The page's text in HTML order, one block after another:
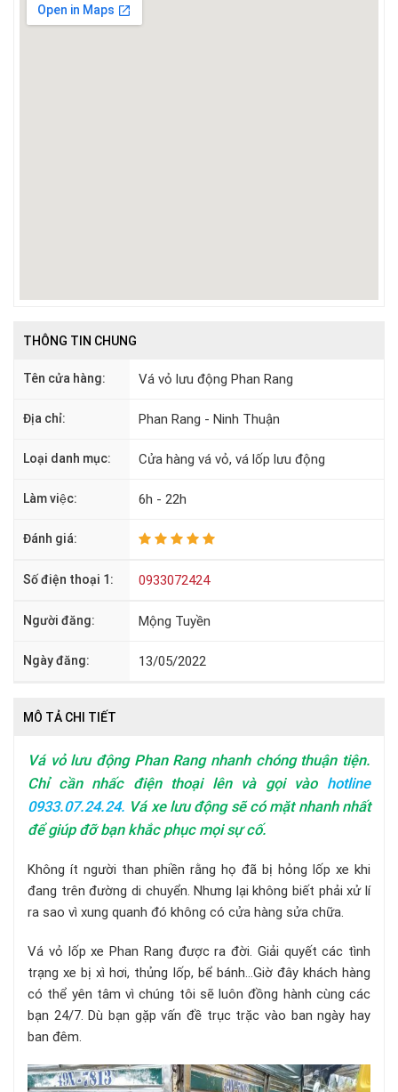
THÔNG TIN CHUNG
Tên cửa hàng: Vá vỏ lưu động Phan Rang
Địa chỉ: Phan Rang - Ninh Thuận
Loại danh mục: Cửa hàng vá vỏ, vá lốp lưu động
Làm việc: 6h - 22h
Đánh giá:
Số điện thoại 1: 0933072424
Người đăng: Mộng Tuyền
Ngày đăng: 13/05/2022
MÔ TẢ CHI TIẾT
Vá vỏ lưu động Phan Rang nhanh chóng thuận tiện.
Chỉ cần nhấc điện thoại lên và gọi vào hotline
0933.07.24.24. Vá xe lưu động sẽ có mặt nhanh nhất
để giúp đỡ bạn khắc phục mọi sự cố.
Không ít người than phiền rằng họ đã bị hỏng lốp xe khi
đang trên đường di chuyển. Nhưng lại không biết phải xử lí
ra sao vì xung quanh đó không có cửa hàng sửa chữa.
Vá vỏ lốp xe Phan Rang được ra đời. Giải quyết các tình
trạng xe bị xì hơi, thủng lốp, bể bánh…Giờ đây khách hàng
có thể yên tâm vì chúng tôi sẽ luôn đồng hành cùng các
bạn 24/7. Dù bạn gặp vấn đề trục trặc vào ban ngày hay
ban đêm.